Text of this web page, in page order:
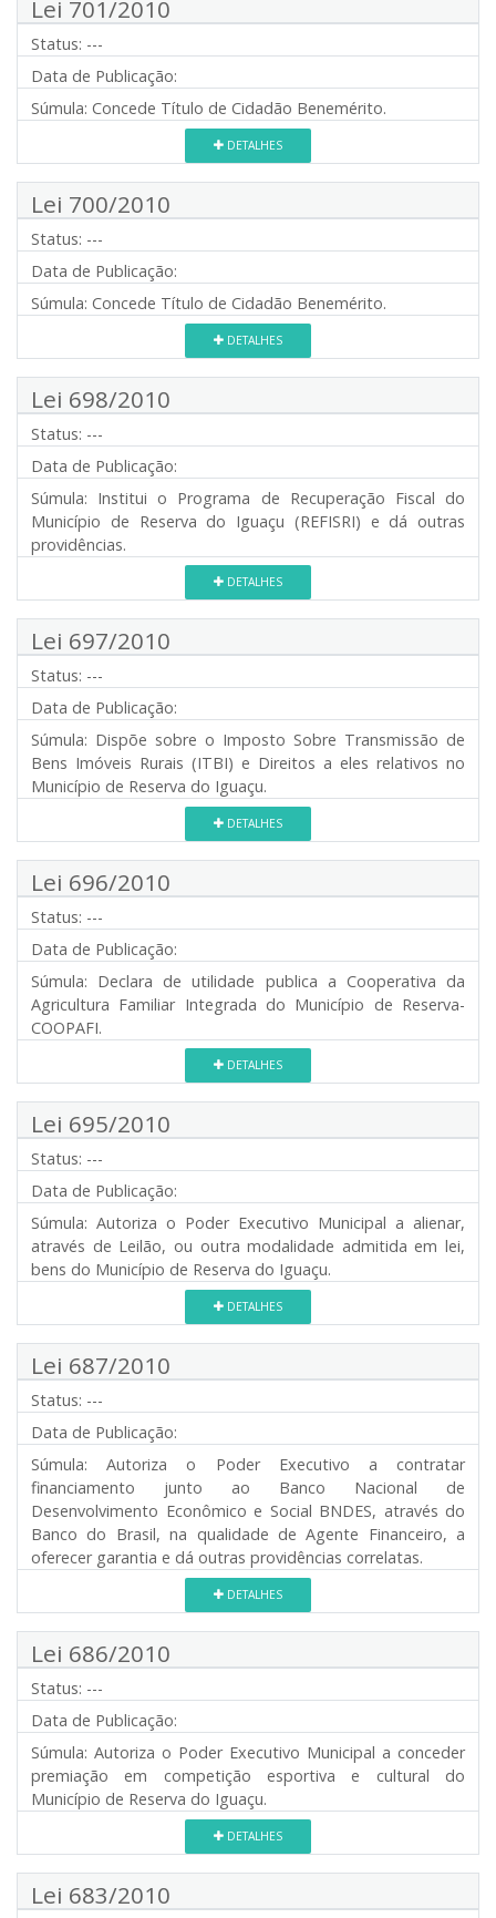
Lei 701/2010
Status: ---
Data de Publicação:
Súmula: Concede Título de Cidadão Benemérito.
DETALHES
Lei 700/2010
Status: ---
Data de Publicação:
Súmula: Concede Título de Cidadão Benemérito.
DETALHES
Lei 698/2010
Status: ---
Data de Publicação:
Súmula: Institui o Programa de Recuperação Fiscal do
Município de Reserva do Iguaçu (REFISRI) e dá outras
providências.
DETALHES
Lei 697/2010
Status: ---
Data de Publicação:
Súmula: Dispõe sobre o Imposto Sobre Transmissão de
Bens Imóveis Rurais (ITBI) e Direitos a eles relativos no
Município de Reserva do Iguaçu.
DETALHES
Lei 696/2010
Status: ---
Data de Publicação:
Súmula: Declara de utilidade publica a Cooperativa da
Agricultura Familiar Integrada do Município de Reserva-
COOPAFI.
DETALHES
Lei 695/2010
Status: ---
Data de Publicação:
Súmula: Autoriza o Poder Executivo Municipal a alienar,
através de Leilão, ou outra modalidade admitida em lei,
bens do Município de Reserva do Iguaçu.
DETALHES
Lei 687/2010
Status: ---
Data de Publicação:
Súmula: Autoriza o Poder Executivo a contratar
financiamento junto ao Banco Nacional de
Desenvolvimento Econômico e Social BNDES, através do
Banco do Brasil, na qualidade de Agente Financeiro, a
oferecer garantia e dá outras providências correlatas.
DETALHES
Lei 686/2010
Status: ---
Data de Publicação:
Súmula: Autoriza o Poder Executivo Municipal a conceder
premiação em competição esportiva e cultural do
Município de Reserva do Iguaçu.
DETALHES
Lei 683/2010